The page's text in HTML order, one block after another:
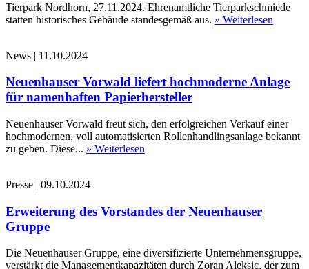
Tierpark Nordhorn, 27.11.2024. Ehrenamtliche Tierparkschmiede
statten historisches Gebäude standesgemäß aus. » Weiterlesen
News | 11.10.2024
Neuenhauser Vorwald liefert hochmoderne Anlage
für namenhaften Papierhersteller
Neuenhauser Vorwald freut sich, den erfolgreichen Verkauf einer
hochmodernen, voll automatisierten Rollenhandlingsanlage bekannt
zu geben. Diese... » Weiterlesen
Presse | 09.10.2024
Erweiterung des Vorstandes der Neuenhauser
Gruppe
Die Neuenhauser Gruppe, eine diversifizierte Unternehmensgruppe,
verstärkt die Managementkapazitäten durch Zoran Aleksic, der zum